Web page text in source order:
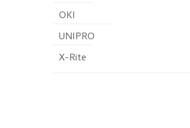
OKI
UNIPRO
X-Rite